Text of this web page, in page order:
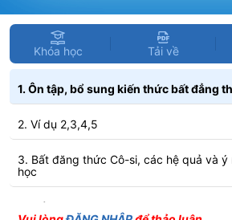
Khóa học Tải về
1. Ôn tập, bổ sung kiến thức bất đẳng
2. Ví dụ 2,3,4,5
3. Bất đăng thức Cô-si, các hệ quả và ý
học
4. Mở rộng BĐT Co-si, BĐT